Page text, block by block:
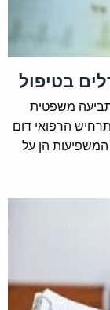
בטיפול
תביעה משפטית
הרפואי דום
המשפיעות הן על